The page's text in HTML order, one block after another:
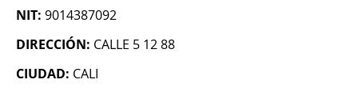
NIT: 9014387092
DIRECCIÓN: CALLE 5 12 88
CIUDAD: CALI